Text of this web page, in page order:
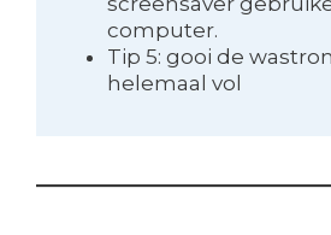
computer.
Tip 5: gooi de
helemaal vol